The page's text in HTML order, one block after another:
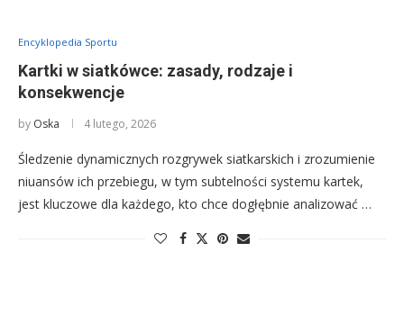
Encyklopedia Sportu
Kartki w siatkówce: zasady, rodzaje i
konsekwencje
by Oska 4 lutego, 2026
Śledzenie dynamicznych rozgrywek siatkarskich i zrozumienie
niuansów ich przebiegu, w tym subtelności systemu kartek,
jest kluczowe dla każdego, kto chce dogłębnie analizować …